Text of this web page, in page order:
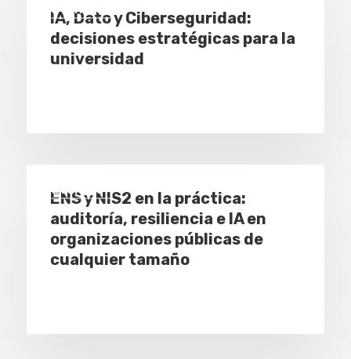
Eventos
IA, Dato y Ciberseguridad:
decisiones estratégicas para la
universidad
Eventos
ENS y NIS2 en la práctica:
auditoría, resiliencia e IA en
organizaciones públicas de
cualquier tamaño